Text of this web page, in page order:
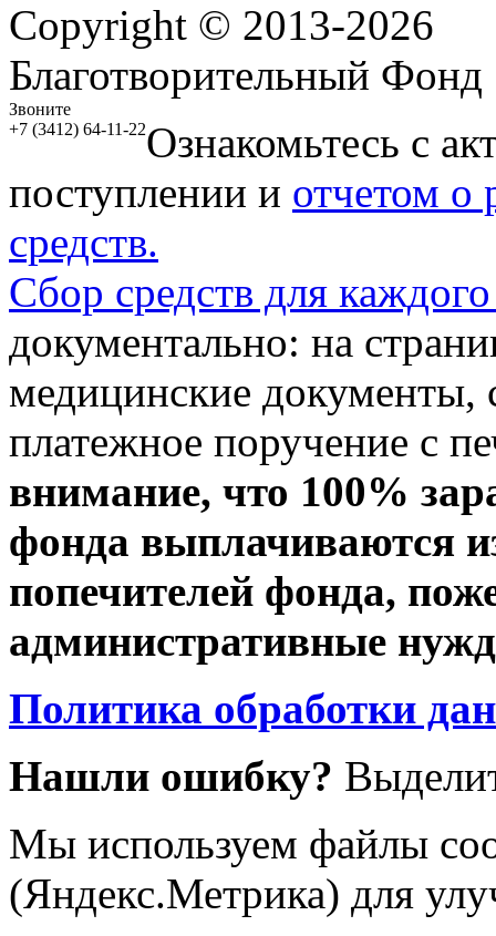
Copyright © 2013-2026
Благотворительный
Звоните
+7 (3412) 64-11-22Ознакомьтесь с
поступлении и отчетом о
средств.
Сбор средств для
документально: на
медицинские документы,
платежное поручение с
внимание, что 100%
фонда выплачиваются
попечителей фонда,
административные
Политика обработки
Нашли ошибку?
Мы используем файлы
(Яндекс.Метрика) для